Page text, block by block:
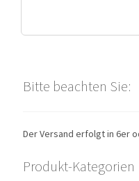
Bitte beachten Sie:
Der Versand erfolgt in 6er
Produkt-Kategorien